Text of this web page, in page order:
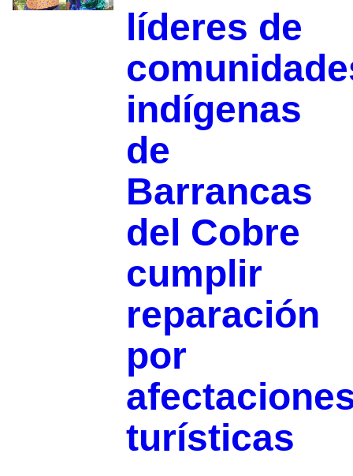
líderes de
indígenas
de
Barrancas
del Cobre
cumplir
reparación
por
turísticas